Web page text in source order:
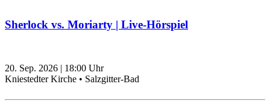
Sherlock vs. Moriarty | Live-Hörspiel
20. Sep. 2026 | 18:00 Uhr
Kniestedter Kirche • Salzgitter-Bad